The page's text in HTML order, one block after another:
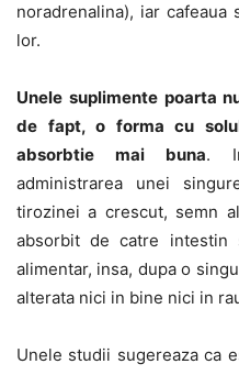
noradrenalina), iar
lor.
Unele suplimente poarta
de fapt, o forma cu
absorbtie mai buna.
administrarea unei
tirozinei a crescut, semn
absorbit de catre
alimentar, insa, dupa o
alterata nici in bine nici in
Unele studii sugereaza ca